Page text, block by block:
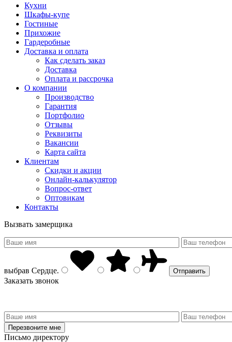
Кухни
Шкафы-купе
Гостиные
Прихожие
Гардеробные
Доставка и оплата
Как сделать заказ
Доставка
Оплата и рассрочка
О компании
Производство
Гарантия
Портфолио
Отзывы
Реквизиты
Вакансии
Карта сайта
Клиентам
Скидки и акции
Онлайн-калькулятор
Вопрос-ответ
Оптовикам
Контакты
Вызвать замерщика
выбрав Сердце.
Заказать звонок
Письмо директору